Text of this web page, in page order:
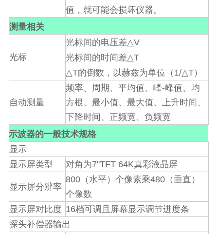
值，就可能会损坏仪器。
测量相关
光标
光标间的电压差△V
光标间的时间差△T
△T的倒数，以赫兹为单位（ 1/△T）
自动测量
频率、周期、平均值、峰-峰值、均
方根、最小值、最大值、上升时间、
下降时间、正频宽、负频宽
示波器的一般技术规格
显示
显示屏类型
对角为7"TFT 64K真彩液晶屏
显示屏分辨率
800 （水平）个像素乘480 （垂直）
个像数
显示屏对比度 16档可调且屏幕显示调节进度条
探头补偿器输出